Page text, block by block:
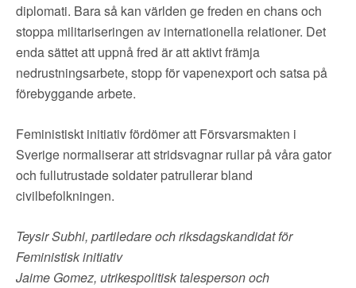
diplomati. Bara så kan världen ge freden en chans och
stoppa militariseringen av internationella relationer. Det
enda sättet att uppnå fred är att aktivt främja
nedrustningsarbete, stopp för vapenexport och satsa på
förebyggande arbete.
Feministiskt initiativ fördömer att Försvarsmakten i
Sverige normaliserar att stridsvagnar rullar på våra gator
och fullutrustade soldater patrullerar bland
civilbefolkningen.
Teysir Subhi, partiledare och riksdagskandidat för
Feministisk initiativ
Jaime Gomez, utrikespolitisk talesperson och